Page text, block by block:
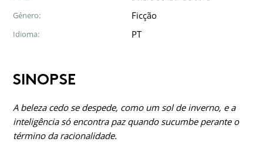
Género: Ficção
Idioma: PT
SINOPSE
A beleza cedo se despede, como um sol de inverno, e a
inteligência só encontra paz quando sucumbe perante o
término da racionalidade.